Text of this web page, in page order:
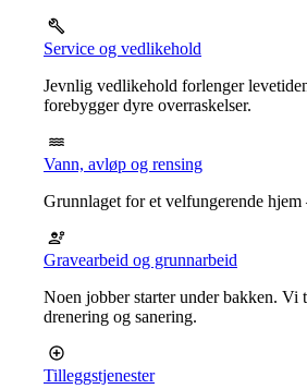
Service og vedlikehold
Jevnlig vedlikehold forlenger
forebygger dyre overraskelser.
Vann, avløp og rensing
Grunnlaget for et velfungerende
Gravearbeid og grunnarbeid
Noen jobber starter under bakken. Vi
drenering og sanering.
Tilleggstjenester